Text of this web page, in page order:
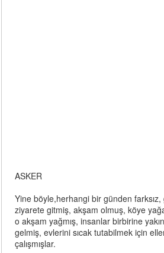
ASKER
Yine böyle,herhangi bir günden farksız,
ziyarete gitmiş, akşam olmuş, köye
o akşam yağmış, insanlar birbirine
gelmiş, evlerini sıcak tutabilmek için
çalışmışlar.